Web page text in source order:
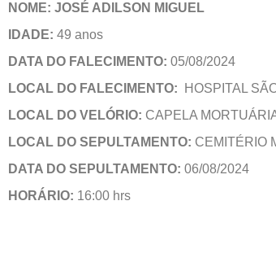
NOME: JOSÉ ADILSON MIGUEL
IDADE: 49 anos
DATA DO FALECIMENTO: 05/08/2024
LOCAL DO FALECIMENTO: HOSPITAL
LOCAL DO VELÓRIO: CAPELA
LOCAL DO SEPULTAMENTO: CEMITÉRIO
DATA DO SEPULTAMENTO: 06/08/2024
HORÁRIO: 16:00 hrs